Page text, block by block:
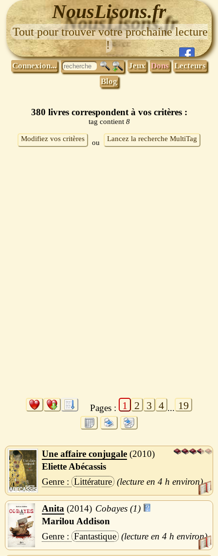
NousLisons.fr
Tout pour trouver votre prochaine lecture
!
Connexion... Jeux Dons Lecteurs
Blog
380 livres correspondent à vos critères :
tag contient 8
Modifiez vos critères ou Lancez la recherche MultiTag
Pages : 1 2 3 4 ... 19
Une affaire conjugale 2010
Eliette Abécassis
Littérature
4 h
Anita 2014
Cobayes (1)
Marilou Addison
Fantastique
4 h